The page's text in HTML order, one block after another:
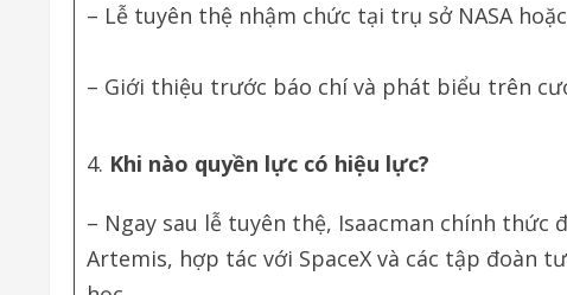
– Lễ tuyên thệ nhậm chức tại trụ sở NASA
– Giới thiệu trước báo chí và phát biểu trên
Khi nào quyền lực có hiệu lực?
– Ngay sau lễ tuyên thệ, Isaacman chính thức
Artemis, hợp tác với SpaceX và các tập đoàn